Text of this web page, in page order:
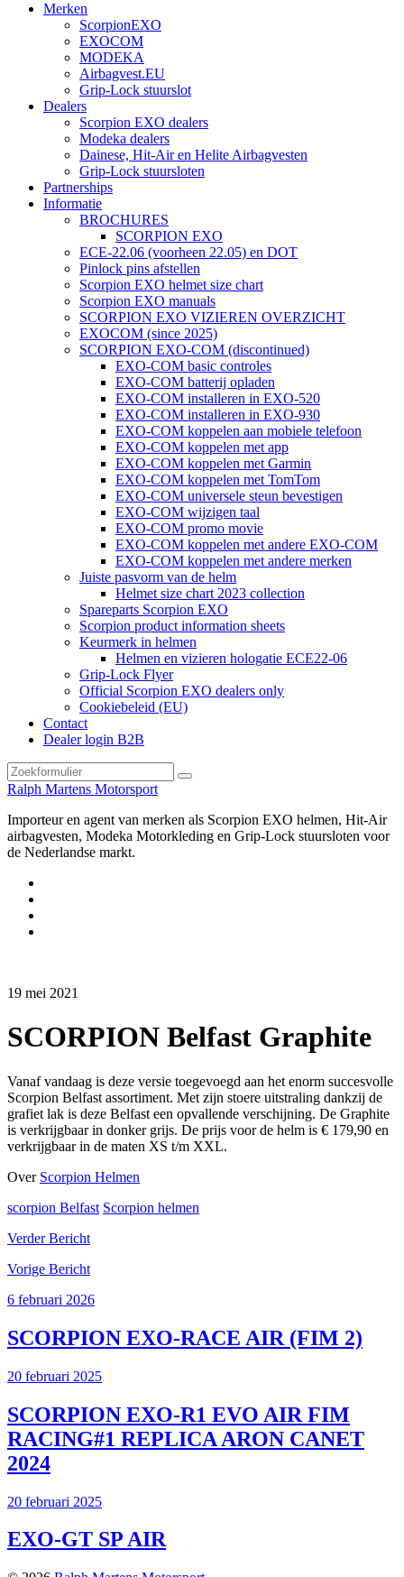
Merken
ScorpionEXO
EXOCOM
MODEKA
Airbagvest.EU
Grip-Lock stuurslot
Dealers
Scorpion EXO dealers
Modeka dealers
Dainese, Hit-Air en Helite Airbagvesten
Grip-Lock stuursloten
Partnerships
Informatie
BROCHURES
SCORPION EXO
ECE-22.06 (voorheen 22.05) en DOT
Pinlock pins afstellen
Scorpion EXO helmet size chart
Scorpion EXO manuals
SCORPION EXO VIZIEREN OVERZICHT
EXOCOM (since 2025)
SCORPION EXO-COM (discontinued)
EXO-COM basic controles
EXO-COM batterij opladen
EXO-COM installeren in EXO-520
EXO-COM installeren in EXO-930
EXO-COM koppelen aan mobiele telefoon
EXO-COM koppelen met app
EXO-COM koppelen met Garmin
EXO-COM koppelen met TomTom
EXO-COM universele steun bevestigen
EXO-COM wijzigen taal
EXO-COM promo movie
EXO-COM koppelen met andere EXO-COM
EXO-COM koppelen met andere merken
Juiste pasvorm van de helm
Helmet size chart 2023 collection
Spareparts Scorpion EXO
Scorpion product information sheets
Keurmerk in helmen
Helmen en vizieren hologatie ECE22-06
Grip-Lock Flyer
Official Scorpion EXO dealers only
Cookiebeleid (EU)
Contact
Dealer login B2B
Zoeken
Ralph Martens Motorsport
Importeur en agent van merken als Scorpion EXO helmen, Hit-Air
airbagvesten, Modeka Motorkleding en Grip-Lock stuursloten voor
de Nederlandse markt.
19 mei 2021
SCORPION Belfast Graphite
Vanaf vandaag is deze versie toegevoegd aan het enorm succesvolle
Scorpion Belfast assortiment. Met zijn stoere uitstraling dankzij de
grafiet lak is deze Belfast een opvallende verschijning. De Graphite
is verkrijgbaar in donker grijs. De prijs voor de helm is € 179,90 en
verkrijgbaar in de maten XS t/m XXL.
Over Scorpion Helmen
scorpion Belfast Scorpion helmen
VerderBericht
Vorige Bericht
6 februari 2026
SCORPION EXO-RACE AIR (FIM 2)
20 februari 2025
SCORPION EXO-R1 EVO AIR FIM
RACING#1 REPLICA ARON CANET
2024
20 februari 2025
EXO-GT SP AIR